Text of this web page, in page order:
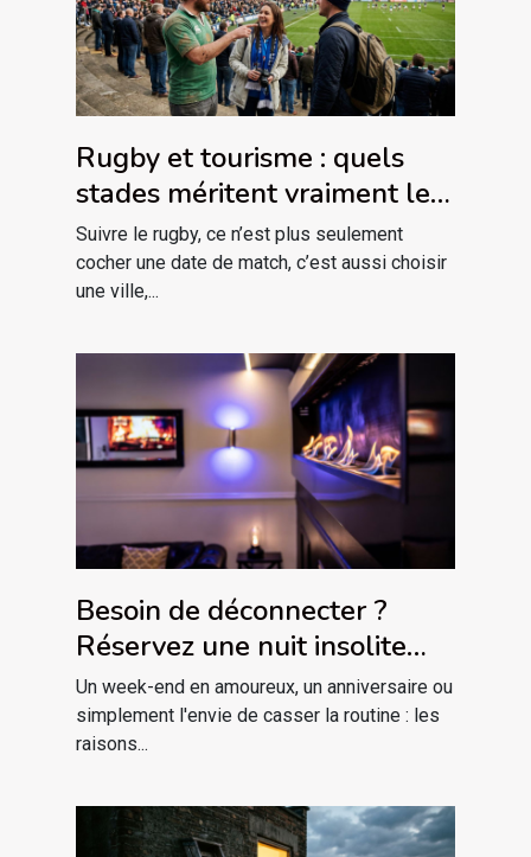
Rugby et tourisme : quels
stades méritent vraiment le
détour ?
Suivre le rugby, ce n’est plus seulement
cocher une date de match, c’est aussi choisir
une ville,...
Besoin de déconnecter ?
Réservez une nuit insolite
avec jacuzzi privatif dans le
massif des Vosges !
Un week-end en amoureux, un anniversaire ou
simplement l'envie de casser la routine : les
raisons...